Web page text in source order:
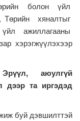
болон үйл
хяналтыг
ажиллагааны
хэрэгжүүлэхээр
аюулгүй
дээр та иргэдэд
буй дэвшилттэй